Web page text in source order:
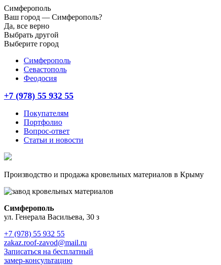
Симферополь
Ваш город — Симферополь?
Да, все верно
Выбрать другой
Выберите город
Симферополь
Севастополь
Феодосия
+7 (978) 55 932 55
Покупателям
Портфолио
Вопрос-ответ
Статьи и новости
Производство и продажа кровельных материалов в Крыму
Симферополь
ул. Генерала Васильева, 30 з
+7 (978) 55 932 55
zakaz.roof-zavod@mail.ru
Записаться на бесплатный
замер-консультацию